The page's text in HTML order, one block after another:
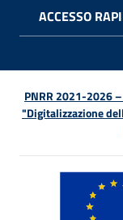
ACCESSO
PNRR 2021-2026
"Digitalizzazione